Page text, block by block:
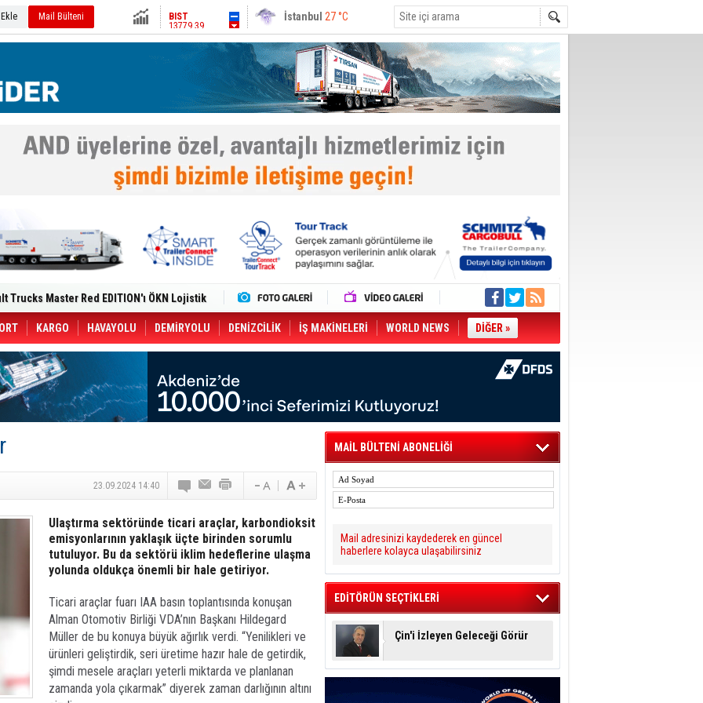
Mail Bülteni
Altın6649.93
55.1831
Ankara31 °C
Yeni Tesisiyle Küresel Büyümesini
Dron Saldırısı: 3 Mürettebatın
CCO'su Oldu
49 Destinasyonda İndirimli Taşıma
Kargo Haziran 2026 Döneminde %8.5
Dergi)
Dijitalleştiriyor
in June, Up 8.5%
ile Güçlendirdi
Saadia Zahidi Getirildi. IATA Tarihinde İlk
Zahidi as Director General
KARGO HAVAYOLU DEMİRYOLU DENİZCİLİK İŞ MAKİNELERİ WORLD NEWS DİĞER »
23.09.2024 14:40
Ulaştırma sektöründe ticari araçlar, karbondioksit
emisyonlarının yaklaşık üçte birinden sorumlu
tutuluyor. Bu da sektörü iklim hedeflerine ulaşma
yolunda oldukça önemli bir hale getiriyor.
Ticari araçlar fuarı IAA basın toplantısında konuşan
Alman Otomotiv Birliği VDA’nın Başkanı Hildegard
Müller de bu konuya büyük ağırlık verdi. “Yenilikleri ve
ürünleri geliştirdik, seri üretime hazır hale de getirdik,
şimdi mesele araçları yeterli miktarda ve planlanan
zamanda yola çıkarmak” diyerek zaman darlığının altını
MAİL BÜLTENİ ABONELİĞİ
Mail adresinizi kaydederek en güncel
haberlere kolayca ulaşabilirsiniz
EDİTÖRÜN SEÇTİKLERİ
Çin'i İzleyen Geleceği Görür